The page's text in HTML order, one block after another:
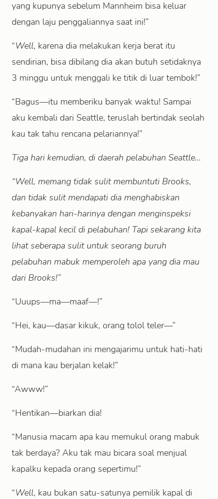
yang kupunya sebelum Mannheim bisa keluar
dengan laju penggaliannya saat ini!”
“Well, karena dia melakukan kerja berat itu
sendirian, bisa dibilang dia akan butuh setidaknya
3 minggu untuk menggali ke titik di luar tembok!”
“Bagus—itu memberiku banyak waktu! Sampai
aku kembali dari Seattle, teruslah bertindak seolah
kau tak tahu rencana pelariannya!”
Tiga hari kemudian, di daerah pelabuhan Seattle...
“Well, memang tidak sulit membuntuti Brooks,
dan tidak sulit mendapati dia menghabiskan
kebanyakan hari-harinya dengan menginspeksi
kapal-kapal kecil di pelabuhan! Tapi sekarang kita
lihat seberapa sulit untuk seorang buruh
pelabuhan mabuk memperoleh apa yang dia mau
dari Brooks!”
“Uuups—ma—maaf—!”
“Hei, kau—dasar kikuk, orang tolol teler—”
“Mudah-mudahan ini mengajarimu untuk hati-hati
di mana kau berjalan kelak!”
“Awww!”
“Hentikan—biarkan dia!
“Manusia macam apa kau memukul orang mabuk
tak berdaya? Aku tak mau bicara soal menjual
kapalku kepada orang sepertimu!”
“Well, kau bukan satu-satunya pemilik kapal di